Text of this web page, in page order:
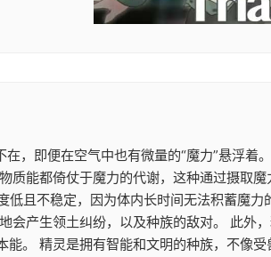
，即便在空气中也有微量的“魔力”悬浮着
能都倚仗于魔力的代谢，这种通过摄取
且不稳定，因为体内长时间无法积蓄魔
产生领土纠纷，以及种族的敌对。 此外
。 精灵是拥有智能和文明的种族，不像